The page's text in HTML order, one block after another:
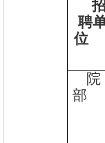
聘
位
院
部